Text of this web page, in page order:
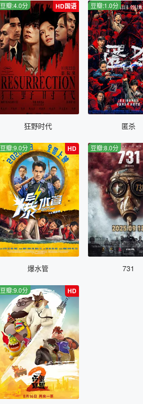
HD国语
豆瓣:4.0分
狂野时代
豆瓣:1.0分
匿杀
HD
豆瓣:9.0分
爆水管
豆瓣:8.0分
731
HD
豆瓣:9.0分